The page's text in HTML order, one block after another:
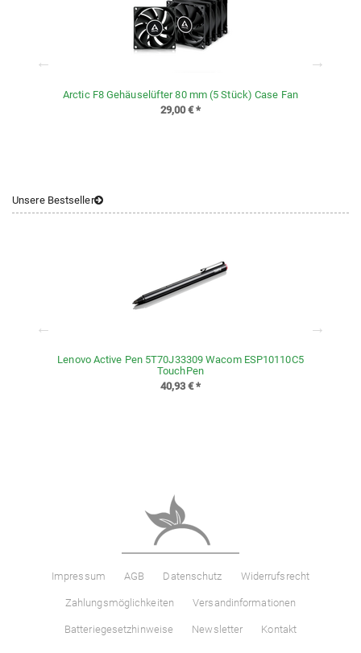
Arctic F8 Gehäuselüfter 80 mm (5 Stück) Case Fan
29,00 € *
Unsere Bestseller
Lenovo Active Pen 5T70J33309 Wacom ESP10110C5
TouchPen
40,93 € *
Impressum AGB Datenschutz Widerrufsrecht
Zahlungsmöglichkeiten Versandinformationen
Batteriegesetzhinweise Newsletter Kontakt